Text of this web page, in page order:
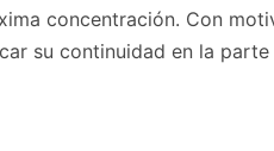
concentración. Con
su continuidad en la